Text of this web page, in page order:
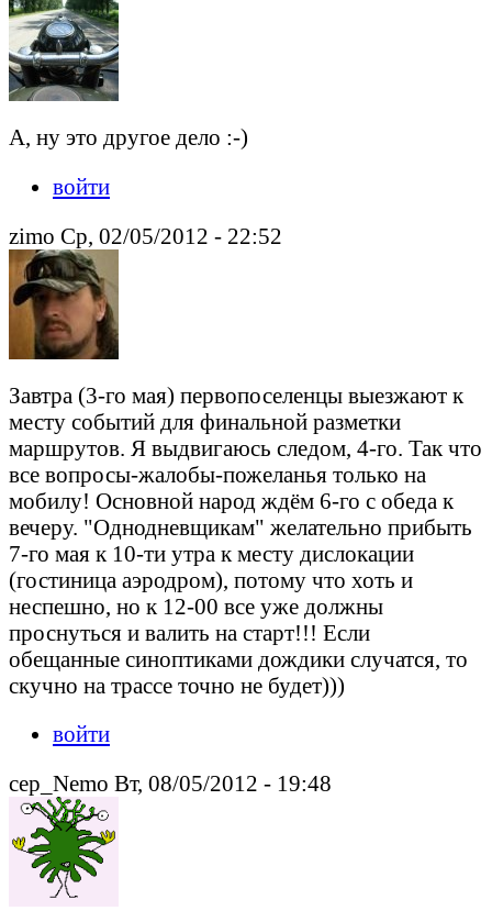
А, ну это другое дело :-)
войти
zimo Ср, 02/05/2012 - 22:52
Завтра (3-го мая) первопоселенцы выезжают к
месту событий для финальной разметки
маршрутов. Я выдвигаюсь следом, 4-го. Так что
все вопросы-жалобы-пожеланья только на
мобилу! Основной народ ждём 6-го с обеда к
вечеру. "Однодневщикам" желательно прибыть
7-го мая к 10-ти утра к месту дислокации
(гостиница аэродром), потому что хоть и
неспешно, но к 12-00 все уже должны
проснуться и валить на старт!!! Если
обещанные синоптиками дождики случатся, то
скучно на трассе точно не будет)))
войти
cep_Nemo Вт, 08/05/2012 - 19:48